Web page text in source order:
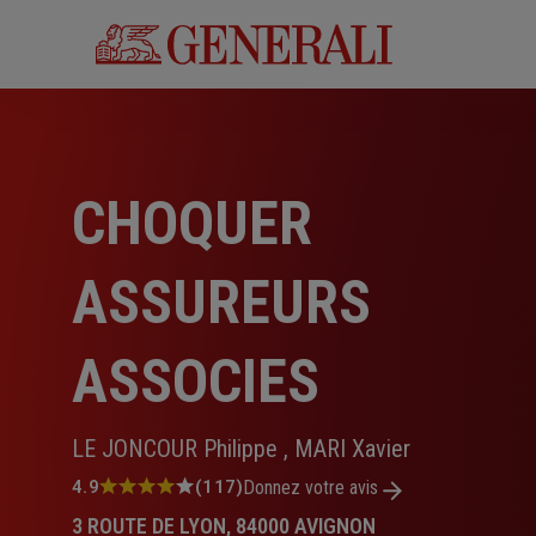
CHOQUER
ASSUREURS
ASSOCIES
LE JONCOUR Philippe , MARI Xavier
Note
4.9 (117)Donnez votre avis
3 ROUTE DE LYON, 84000 AVIGNON